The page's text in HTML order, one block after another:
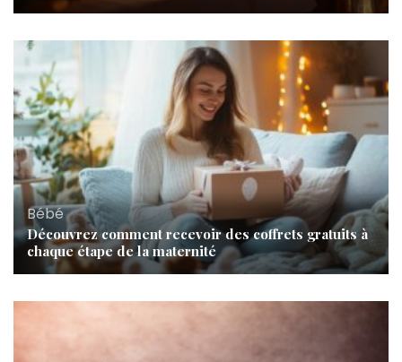
Bébé
Découvrez comment recevoir des coffrets gratuits à
chaque étape de la maternité